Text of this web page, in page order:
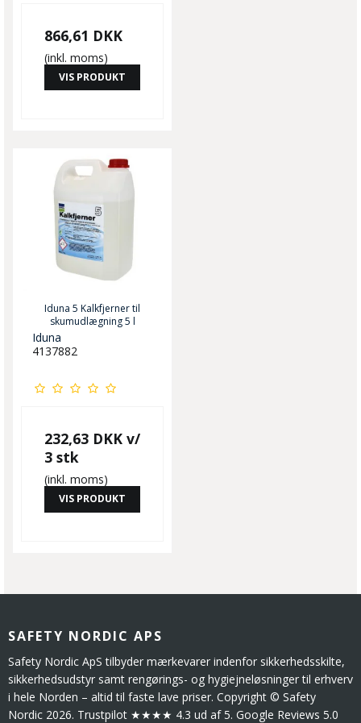
866,61 DKK
(inkl. moms)
VIS PRODUKT
Iduna 5 Kalkfjerner til
skumudlægning 5 l
Iduna
4137882
232,63 DKK v/
3 stk
(inkl. moms)
VIS PRODUKT
SAFETY NORDIC APS
Safety Nordic ApS tilbyder mærkevarer indenfor sikkerhedsskilte,
sikkerhedsudstyr samt rengørings- og hygiejneløsninger til erhverv
i hele Norden – altid til faste lave priser. Copyright © Safety
Nordic 2026. Trustpilot ★★★★ 4.3 ud af 5. Google Reviews 5.0